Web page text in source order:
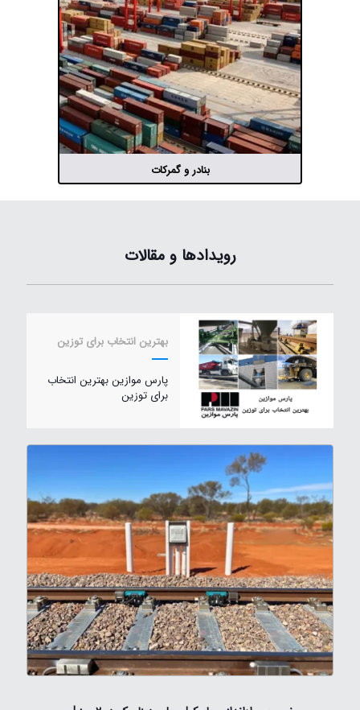
بنادر و گمرکات
رویدادها و مقالات
بهترین انتخاب برای توزین
پارس موازین بهترین انتخاب
برای توزین